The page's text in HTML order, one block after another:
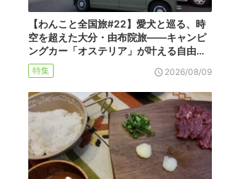
【わんこと全国旅#22】愛犬と巡る、時
空を超えた大分・由布院旅――キャンピ
ングカー「オステリア」が叶える自由…
特集 2026/08/09